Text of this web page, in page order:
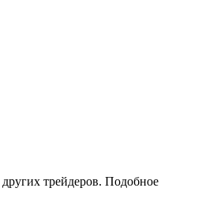
трейдеров. Подобное